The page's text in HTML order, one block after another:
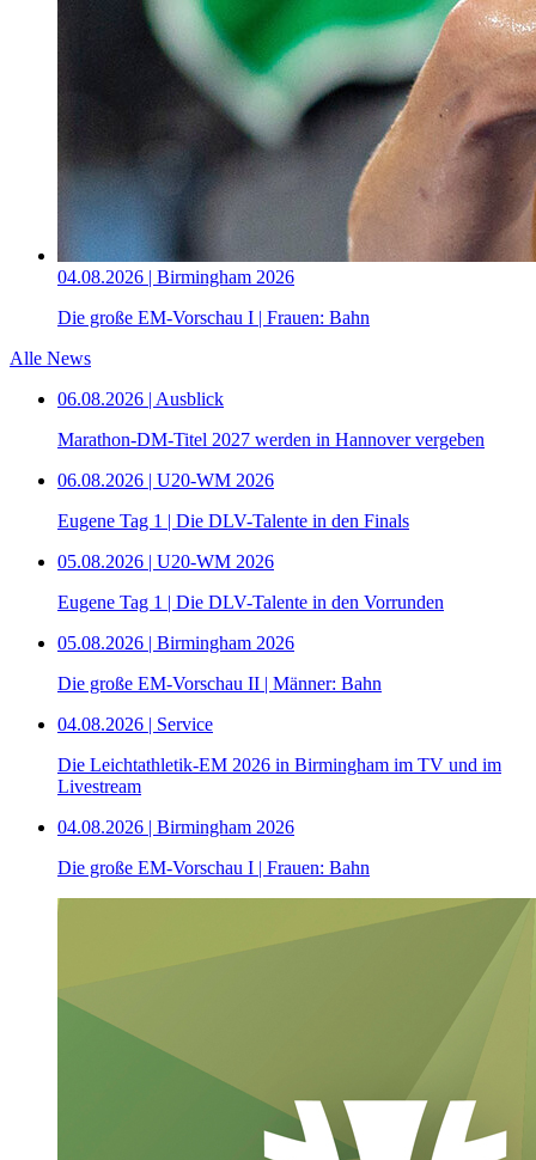
04.08.2026 | Birmingham 2026
Die große EM-Vorschau I | Frauen: Bahn
Alle News
06.08.2026 | Ausblick
Marathon-DM-Titel 2027 werden in Hannover vergeben
06.08.2026 | U20-WM 2026
Eugene Tag 1 | Die DLV-Talente in den Finals
05.08.2026 | U20-WM 2026
Eugene Tag 1 | Die DLV-Talente in den Vorrunden
05.08.2026 | Birmingham 2026
Die große EM-Vorschau II | Männer: Bahn
04.08.2026 | Service
Die Leichtathletik-EM 2026 in Birmingham im TV und im
Livestream
04.08.2026 | Birmingham 2026
Die große EM-Vorschau I | Frauen: Bahn